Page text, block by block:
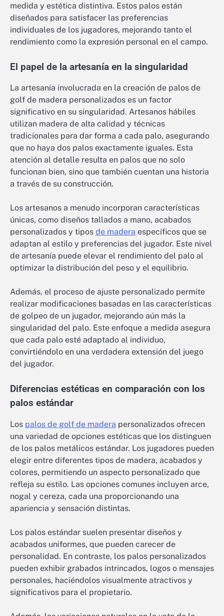
medida y estética distintiva. Estos palos están
diseñados para satisfacer las preferencias
individuales de los jugadores, mejorando tanto el
rendimiento como la expresión personal en el campo.
El papel de la artesanía en la singularidad
La artesanía involucrada en la creación de palos de
golf de madera personalizados es un factor
significativo en su singularidad. Artesanos hábiles
utilizan madera de alta calidad y técnicas
tradicionales para dar forma a cada palo, asegurando
que no haya dos palos exactamente iguales. Esta
atención al detalle resulta en palos que no solo
funcionan bien, sino que también cuentan una historia
a través de su construcción.
Los artesanos a menudo incorporan características
únicas, como diseños tallados a mano, acabados
personalizados y tipos de madera específicos que se
adaptan al estilo y preferencias del jugador. Este nivel
de artesanía puede elevar el rendimiento del palo al
optimizar la distribución del peso y el equilibrio.
Además, el proceso de ajuste personalizado permite
realizar modificaciones basadas en las características
de golpeo de un jugador, mejorando aún más la
singularidad del palo. Este enfoque a medida asegura
que cada palo esté adaptado al individuo,
convirtiéndolo en una verdadera extensión del juego
del jugador.
Diferencias estéticas en comparación con los
palos estándar
Los palos de golf de madera personalizados ofrecen
una variedad de opciones estéticas que los distinguen
de los palos metálicos estándar. Los jugadores pueden
elegir entre diferentes tipos de madera, acabados y
colores, permitiendo un aspecto personalizado que
refleja su estilo. Las opciones comunes incluyen arce,
nogal y cereza, cada una proporcionando una
apariencia y sensación distintas.
Los palos estándar suelen presentar diseños y
acabados uniformes, que pueden carecer de
personalidad. En contraste, los palos personalizados
pueden exhibir grabados intrincados, logos o mensajes
personales, haciéndolos visualmente atractivos y
significativos para el propietario.